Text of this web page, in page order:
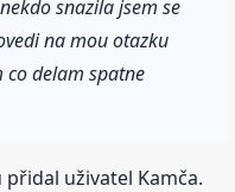
snazila jsem se
na mou otazku
co delam spatne
uživatel Kamča.